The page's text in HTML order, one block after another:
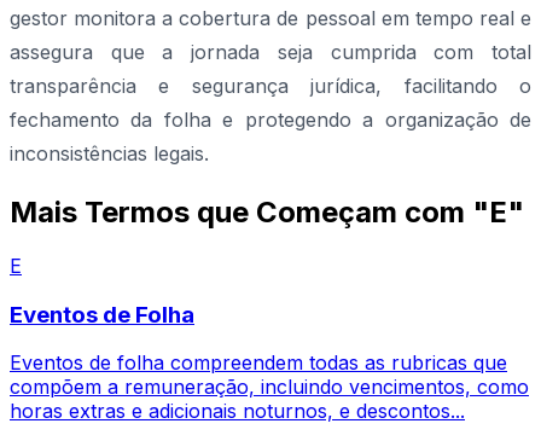
gestor monitora a cobertura de pessoal em tempo real e
assegura que a jornada seja cumprida com total
transparência e segurança jurídica, facilitando o
fechamento da folha e protegendo a organização de
inconsistências legais.
Mais Termos que Começam com "E"
E
Eventos de Folha
Eventos de folha compreendem todas as rubricas que
compõem a remuneração, incluindo vencimentos, como
horas extras e adicionais noturnos, e descontos...